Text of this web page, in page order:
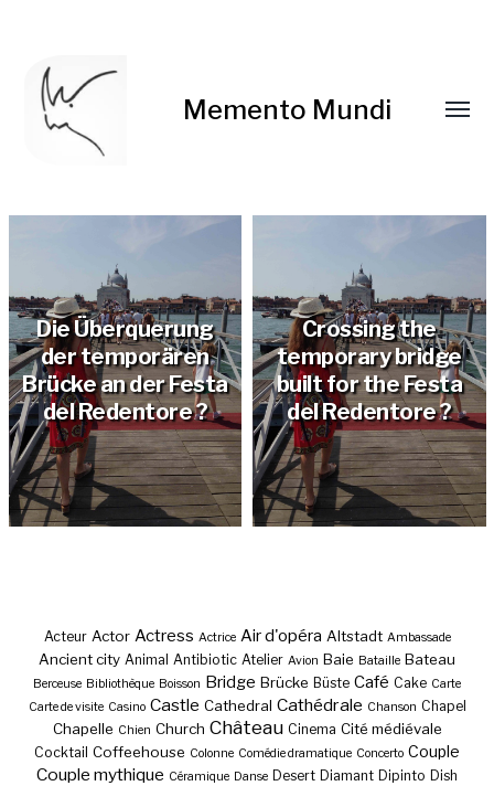
Memento Mundi
Die Überquerung
der temporären
Brücke an der Festa
del Redentore ?
Crossing the
temporary bridge
built for the Festa
del Redentore ?
Acteur Actor Actress Actrice Air d'opéra Altstadt Ambassade
Ancient city Animal Antibiotic Atelier Avion Baie Bataille Bateau
Berceuse Bibliothèque Boisson Bridge Brücke Büste Café Cake Carte
Carte de visite Casino Castle Cathedral Cathédrale Chanson Chapel
Chapelle Chien Church Château Cinema Cité médiévale
Cocktail Coffeehouse Colonne Comédie dramatique Concerto Couple
Couple mythique Céramique Danse Desert Diamant Dipinto Dish